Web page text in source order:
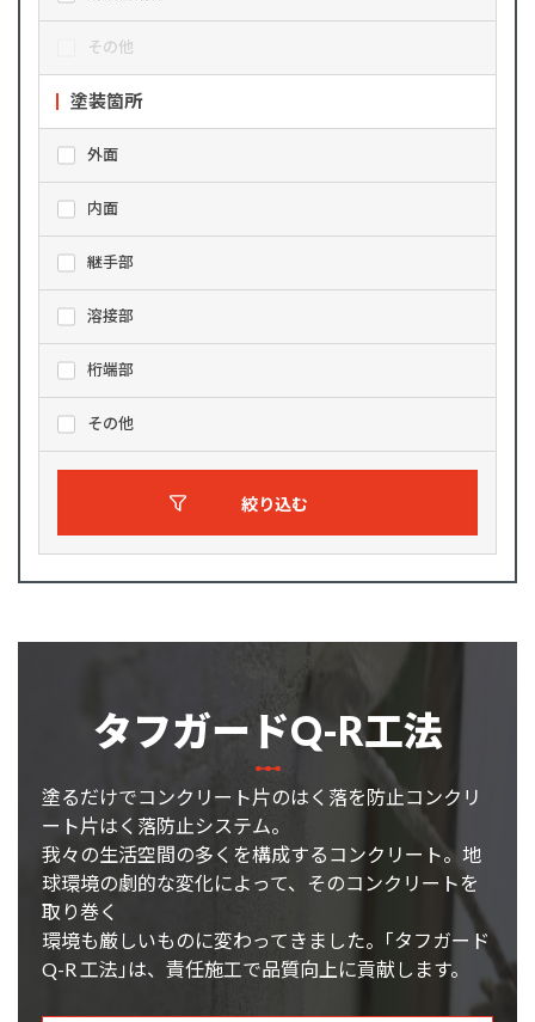
その他
塗装箇所
外面
内面
継手部
溶接部
桁端部
その他
絞り込む
タフガードQ-R工法
塗るだけでコンクリート片のはく落を防止コンクリ
ート片はく落防止システム。
我々の生活空間の多くを構成するコンクリート。地
球環境の劇的な変化によって、そのコンクリートを
取り巻く
環境も厳しいものに変わってきました。｢タフガード
Q-R 工法｣は、責任施工で品質向上に貢献します。